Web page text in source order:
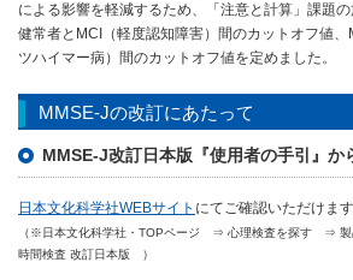
による影響を軽減するため、「注意と計算」課題の
健常者とMCI（軽度認知障害）間のカットオフ値
ツハイマー病）間のカットオフ値を定めました。
MMSE-Jの改訂にあたって
MMSE-J改訂日本版『使用者の手引』か
日本文化科学社WEBサイト にてご確認いただけます
（※日本文化科学社・TOPページ ⇒ 心理検査を探す ⇒
時間検査 改訂日本版 ）